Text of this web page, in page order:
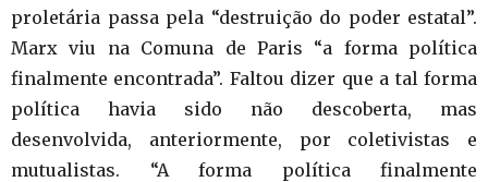
proletária passa pela “destruição do poder estatal”.
Marx viu na Comuna de Paris “a forma política
finalmente encontrada”. Faltou dizer que a tal forma
política havia sido não descoberta, mas
desenvolvida, anteriormente, por coletivistas e
mutualistas. “A forma política finalmente